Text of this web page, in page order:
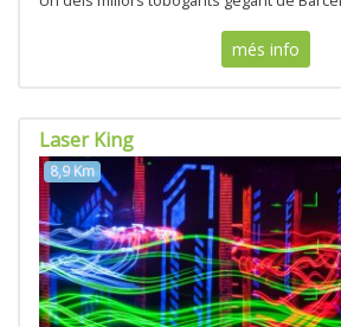
més info
Laser King
8,9 Km